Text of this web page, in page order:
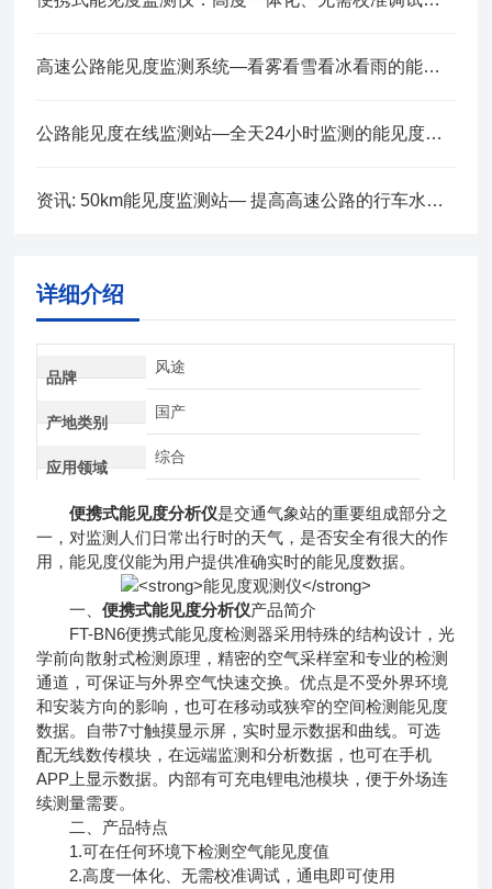
高速公路能见度监测系统—看雾看雪看冰看雨的能见度监测站2025全+境+派+送
公路能见度在线监测站—全天24小时监测的能见度监测系统2024全+境+派+送
资讯: 50km能见度监测站— 提高高速公路的行车水平@2023动态已更新
详细介绍
品牌
风途
产地类别
国产
应用领域
综合
便携式能见度分析仪是交通气象站的重要组成部分之
一，对监测人们日常出行时的天气，是否安全有很大的作
用，能见度仪能为用户提供准确实时的能见度数据。
一、便携式能见度分析仪产品简介
FT-BN6便携式能见度检测器采用特殊的结构设计，光
学前向散射式检测原理，精密的空气采样室和专业的检测
通道，可保证与外界空气快速交换。优点是不受外界环境
和安装方向的影响，也可在移动或狭窄的空间检测能见度
数据。自带7寸触摸显示屏，实时显示数据和曲线。可选
配无线数传模块，在远端监测和分析数据，也可在手机
APP上显示数据。内部有可充电锂电池模块，便于外场连
续测量需要。
二、产品特点
1.可在任何环境下检测空气能见度值
2.高度一体化、无需校准调试，通电即可使用